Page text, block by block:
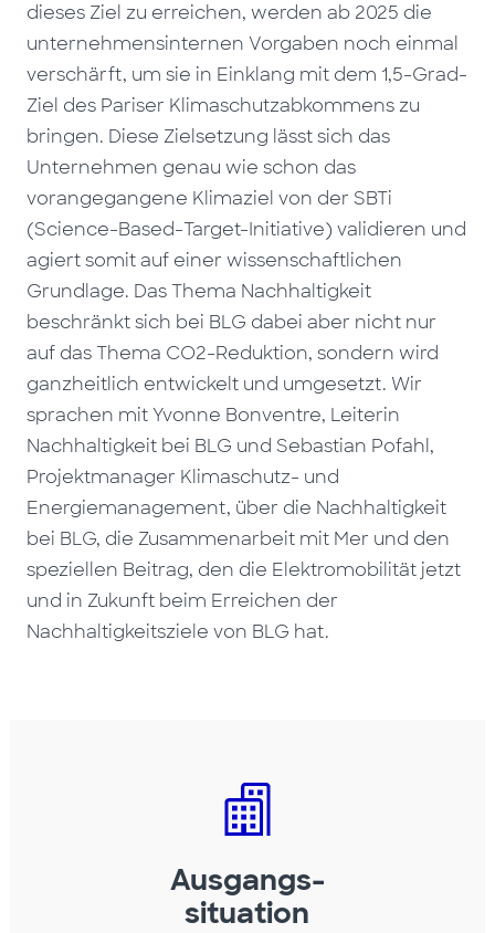
dieses Ziel zu erreichen, werden ab 2025 die
unternehmensinternen Vorgaben noch einmal
verschärft, um sie in Einklang mit dem 1,5-Grad-
Ziel des Pariser Klimaschutzabkommens zu
bringen. Diese Zielsetzung lässt sich das
Unternehmen genau wie schon das
vorangegangene Klimaziel von der SBTi
(Science-Based-Target-Initiative) validieren und
agiert somit auf einer wissenschaftlichen
Grundlage. Das Thema Nachhaltigkeit
beschränkt sich bei BLG dabei aber nicht nur
auf das Thema CO2-Reduktion, sondern wird
ganzheitlich entwickelt und umgesetzt. Wir
sprachen mit Yvonne Bonventre, Leiterin
Nachhaltigkeit bei BLG und Sebastian Pofahl,
Projektmanager Klimaschutz- und
Energiemanagement, über die Nachhaltigkeit
bei BLG, die Zusammenarbeit mit Mer und den
speziellen Beitrag, den die Elektromobilität jetzt
und in Zukunft beim Erreichen der
Nachhaltigkeitsziele von BLG hat.
Ausgangs-
situation